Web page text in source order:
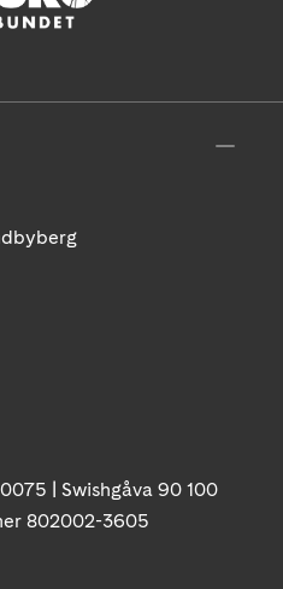
| Swishgåva 90 100
802002-3605